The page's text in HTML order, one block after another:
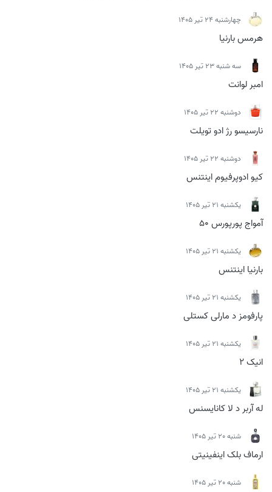
چهارشنبه 24 تیر 1405
هرمس بارنیا
سه شنبه 23 تیر 1405
امبر لوانت
دوشنبه 22 تیر 1405
نارسیسو رژ ادو تویلت
دوشنبه 22 تیر 1405
کیو ادوپرفیوم اینتنس
يكشنبه 21 تیر 1405
آمواج پورپورس 50
يكشنبه 21 تیر 1405
بارنیا اینتنس
يكشنبه 21 تیر 1405
پارفومز د مارلی کستلی
يكشنبه 21 تیر 1405
انیک 2
يكشنبه 21 تیر 1405
له آربر د لا کانایسنس
شنبه 20 تیر 1405
ارماف بلک اینفینیتی
شنبه 20 تیر 1405